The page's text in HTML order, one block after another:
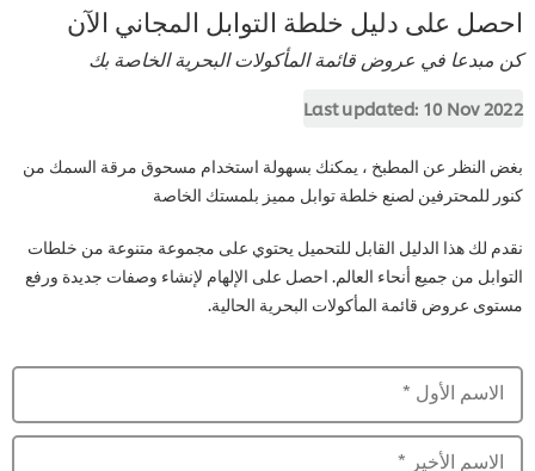
احصل على دليل خلطة التوابل المجاني الآن
كن مبدعا في عروض قائمة المأكولات البحرية الخاصة بك
Last updated: 10 Nov 2022
بغض النظر عن المطبخ ، يمكنك بسهولة استخدام مسحوق مرقة السمك من
كنور للمحترفين لصنع خلطة توابل مميز بلمستك الخاصة
نقدم لك هذا الدليل القابل للتحميل يحتوي على مجموعة متنوعة من خلطات
التوابل من جميع أنحاء العالم. احصل على الإلهام لإنشاء وصفات جديدة ورفع
مستوى عروض قائمة المأكولات البحرية الحالية.
الاسم الأول *
الاسم الأخير *